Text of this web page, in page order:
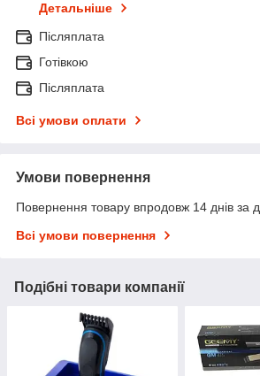
Детальніше
Післяплата
Готівкою
Післяплата
Всі умови оплати
Умови повернення
Повернення товару впродовж 14 днів за
Всі умови повернення
Подібні товари компанії